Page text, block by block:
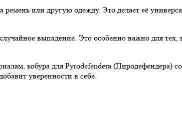
или другую одежду. Это делает её
выпадение. Это особенно важно для тех,
кобура для Pyrodefendera
уверенности в себе.